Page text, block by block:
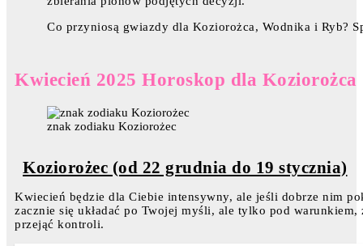
Co przyniosą gwiazdy dla Koziorożca, Wodnika i Ryb?
Kwiecień 2025 Horoskop dla Koziorożca
znak zodiaku Koziorożec
Koziorożec (od 22 grudnia do 19 stycznia)
Kwiecień będzie dla Ciebie intensywny, ale jeśli dobrze nim
zacznie się układać po Twojej myśli, ale tylko pod
przejąć kontroli.